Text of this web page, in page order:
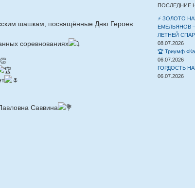
шашкам, посвящённые Дню Героев
соревнованиях
Саввина
ПОСЛЕДНИЕ
⚡️ ЗОЛОТО
ЕМЕЛЬЯНОВ
ЛЕТНЕЙ
08.07.2026
🏆 Триумф
06.07.2026
ГОРДОСТЬ
06.07.2026